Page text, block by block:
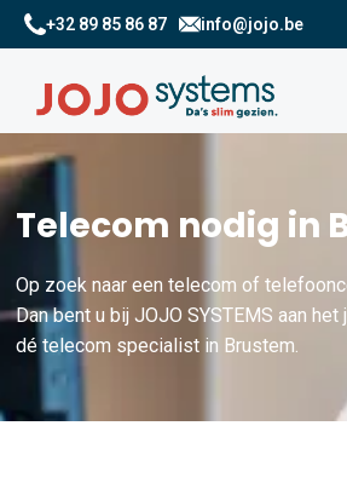
+32 89 85 86 87 info@jojo.be
Telecom nodig in
Op zoek naar een telecom of
Dan bent u bij JOJO SYSTEMS aan
dé telecom specialist in Brustem.